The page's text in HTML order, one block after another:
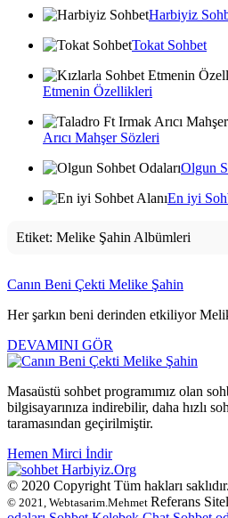
Harbiyiz
Tokat Sohbet
Etmenin Özellikleri
Arıcı Mahşer Sözleri
Olgun
En iyi
Etiket: Melike Şahin Albümleri
Canın Beni Çekti Melike Şahin
Her şarkın beni derinden etkiliyor
DEVAMINI GÖR
Masaüstü sohbet programımız olan
bilgisayarınıza indirebilir, daha hızlı
taramasından geçirilmiştir.
Hemen Mirci İndir
Harbiyiz.Org
© 2020 Copyright Tüm hakları saklıdır.
© 2021, Webtasarim.Mehmet Referans